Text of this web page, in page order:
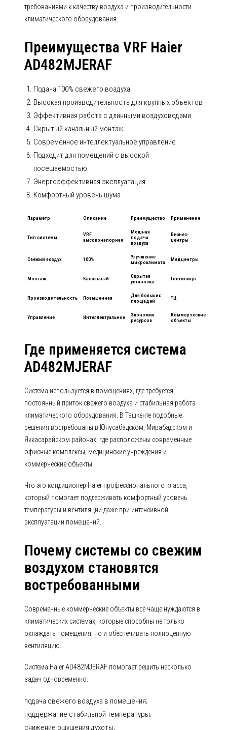
требованиями к качеству воздуха и производительности
климатического оборудования.
Преимущества VRF Haier
AD482MJERAF
Подача 100% свежего воздуха
Высокая производительность для крупных объектов
Эффективная работа с длинными воздуховодами
Скрытый канальный монтаж
Современное интеллектуальное управление
Подходит для помещений с высокой
посещаемостью
Энергоэффективная эксплуатация
Комфортный уровень шума
Параметр Описание Преимущество Применение
Тип системы
VRF
высоконапорная
Мощная
подача
воздуха
Бизнес-
центры
Свежий воздух 100%
Улучшение
микроклимата
Медцентры
Монтаж Канальный
Скрытая
установка
Гостиницы
Производительность Повышенная
Для больших
площадей
ТЦ
Управление Интеллектуальное
Экономия
ресурсов
Коммерческие
объекты
Где применяется система
AD482MJERAF
Система используется в помещениях, где требуется
постоянный приток свежего воздуха и стабильная работа
климатического оборудования. В Ташкенте подобные
решения востребованы в Юнусабадском, Мирабадском и
Яккасарайском районах, где расположены современные
офисные комплексы, медицинские учреждения и
коммерческие объекты.
Что это кондиционер Haier профессионального класса,
который помогает поддерживать комфортный уровень
температуры и вентиляции даже при интенсивной
эксплуатации помещений.
Почему системы со свежим
воздухом становятся
востребованными
Современные коммерческие объекты всё чаще нуждаются в
климатических системах, которые способны не только
охлаждать помещения, но и обеспечивать полноценную
вентиляцию.
Система Haier AD482MJERAF помогает решить несколько
задач одновременно:
подача свежего воздуха в помещения;
поддержание стабильной температуры;
снижение ощущения духоты;